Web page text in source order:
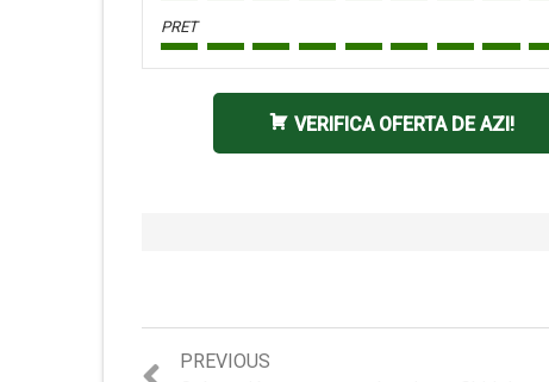
PRET
VERIFICA OFERTA DE AZI!
PREVIOUS
Previous